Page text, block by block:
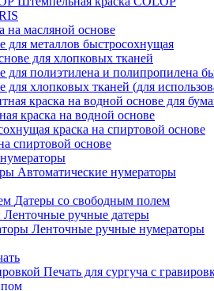
на масляной основе
для металлов быстросохнущая
для хлопковых тканей
для полиэтилена и полипропилена
для хлопковых тканей (для
краска на водной основе для
краска на водной основе
краска на спиртовой основе
спиртовой основе
Автоматические нумераторы
Датеры со свободным полем
Ленточные ручные датеры
Ленточные ручные нумераторы
Печать для сургуча с